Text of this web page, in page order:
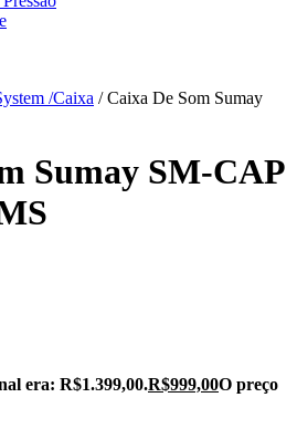
/Caixa / Caixa De Som Sumay
Sumay SM-CAP
era: R$1.399,00.R$999,00O preço